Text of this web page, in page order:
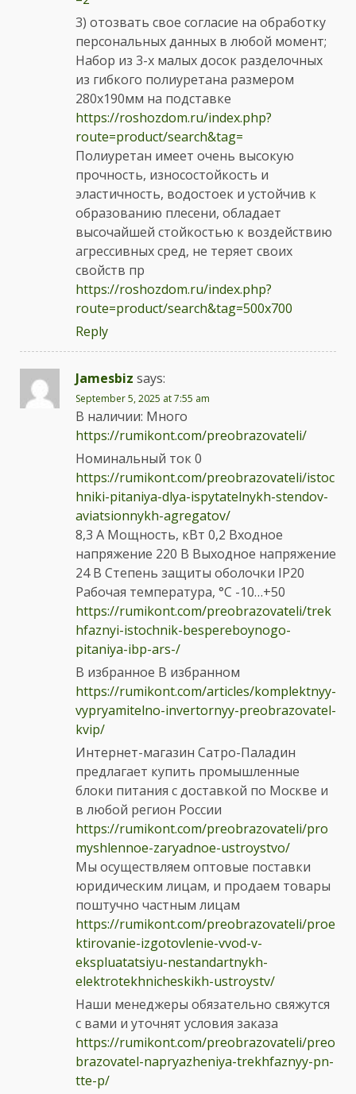
3) отозвать свое согласие на обработку
персональных данных в любой момент;
Набор из 3-х малых досок разделочных
из гибкого полиуретана размером
280х190мм на подставке
https://roshozdom.ru/index.php?
route=product/search&tag=
Полиуретан имеет очень высокую
прочность, износостойкость и
эластичность, водостоек и устойчив к
образованию плесени, обладает
высочайшей стойкостью к воздействию
агрессивных сред, не теряет своих
свойств пр
https://roshozdom.ru/index.php?
route=product/search&tag=500х700
Reply
Jamesbiz says:
September 5, 2025 at 7:55 am
В наличии: Много
https://rumikont.com/preobrazovateli/
Номинальный ток 0
https://rumikont.com/preobrazovateli/istoc
hniki-pitaniya-dlya-ispytatelnykh-stendov-
aviatsionnykh-agregatov/
8,3 А Мощность, кВт 0,2 Входное
напряжение 220 В Выходное напряжение
24 В Степень защиты оболочки IP20
Рабочая температура, °C -10…+50
https://rumikont.com/preobrazovateli/trek
hfaznyi-istochnik-bespereboynogo-
pitaniya-ibp-ars-/
В избранное В избранном
https://rumikont.com/articles/komplektnyy-
vypryamitelno-invertornyy-preobrazovatel-
kvip/
Интернет-магазин Сатро-Паладин
предлагает купить промышленные
блоки питания с доставкой по Москве и
в любой регион России
https://rumikont.com/preobrazovateli/pro
myshlennoe-zaryadnoe-ustroystvo/
Мы осуществляем оптовые поставки
юридическим лицам, и продаем товары
поштучно частным лицам
https://rumikont.com/preobrazovateli/proe
ktirovanie-izgotovlenie-vvod-v-
ekspluatatsiyu-nestandartnykh-
elektrotekhnicheskikh-ustroystv/
Наши менеджеры обязательно свяжутся
с вами и уточнят условия заказа
https://rumikont.com/preobrazovateli/preo
brazovatel-napryazheniya-trekhfaznyy-pn-
tte-p/